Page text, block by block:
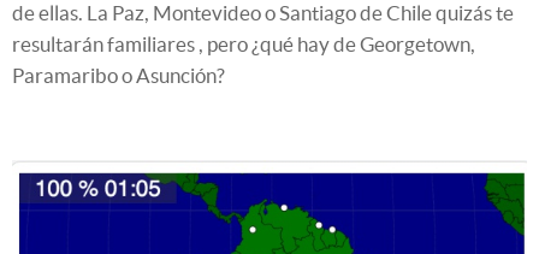
de ellas. La Paz, Montevideo o Santiago de Chile quizás te
resultarán familiares , pero ¿qué hay de Georgetown,
Paramaribo o Asunción?